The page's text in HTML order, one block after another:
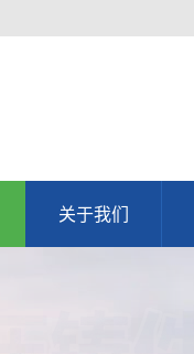
关于我们